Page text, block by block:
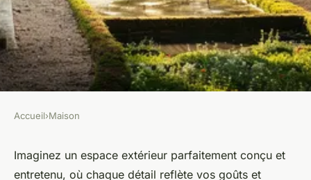
Paysagiste à Montpellier : des
Accueil›Maison
Imaginez un espace extérieur parfaitement conçu et
entretenu, où chaque détail reflète vos goûts et